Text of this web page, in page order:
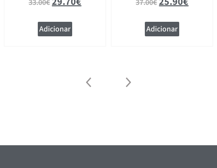
33.00€
Adicionar
37.00€
Adicionar